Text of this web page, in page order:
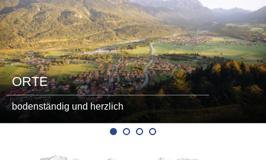
ORTE
bodenständig und herzlich